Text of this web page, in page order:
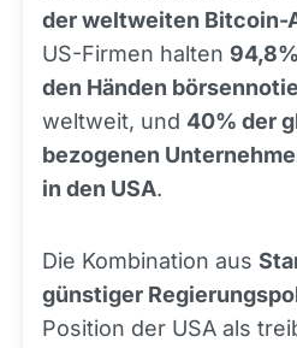
der weltweiten Bitcoin-
US-Firmen halten
den Händen
weltweit, und 40% der
bezogenen
in den USA.
Die Kombination aus
günstiger
Position der USA als